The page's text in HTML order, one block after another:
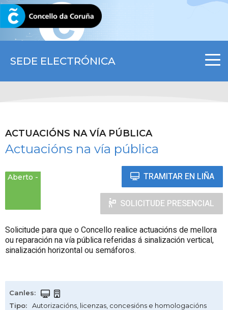
SEDE ELECTRÓNICA
CORUNA.GAL
ACTUACIÓNS NA VÍA PÚBLICA
Actuacións na vía pública
Aberto TRAMITAR EN LIÑA
SOLICITUDE PRESENCIAL
Solicitude para que o Concello realice actuacións de mellora
ou reparación na vía pública referidas á sinalización vertical,
sinalización horizontal ou semáforos.
Canles:
Tipo:
Autorizacións, licenzas, concesións e homologacións